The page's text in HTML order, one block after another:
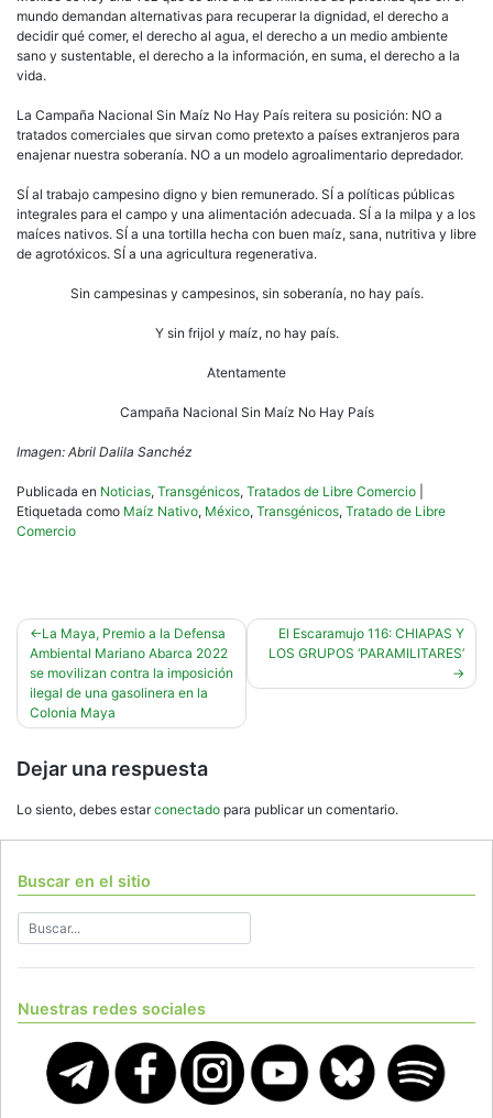
mundo demandan alternativas para recuperar la dignidad, el derecho a
decidir qué comer, el derecho al agua, el derecho a un medio ambiente
sano y sustentable, el derecho a la información, en suma, el derecho a la
vida.
La Campaña Nacional Sin Maíz No Hay País reitera su posición: NO a
tratados comerciales que sirvan como pretexto a países extranjeros para
enajenar nuestra soberanía. NO a un modelo agroalimentario depredador.
SÍ al trabajo campesino digno y bien remunerado. SÍ a políticas públicas
integrales para el campo y una alimentación adecuada. SÍ a la milpa y a los
maíces nativos. SÍ a una tortilla hecha con buen maíz, sana, nutritiva y libre
de agrotóxicos. SÍ a una agricultura regenerativa.
Sin campesinas y campesinos, sin soberanía, no hay país.
Y sin frijol y maíz, no hay país.
Atentamente
Campaña Nacional Sin Maíz No Hay País
Imagen: Abril Dalila Sanchéz
Publicada en Noticias, Transgénicos, Tratados de Libre Comercio
Etiquetada como Maíz Nativo, México, Transgénicos, Tratado de Libre
Comercio
Navegación
de
entradas
La Maya, Premio a la Defensa
Ambiental Mariano Abarca 2022
se movilizan contra la imposición
ilegal de una gasolinera en la
Colonia Maya
El Escaramujo 116: CHIAPAS Y
LOS GRUPOS ‘PARAMILITARES’
Dejar una respuesta
Lo siento, debes estarconectado para publicar un comentario.
Buscar en el sitio
Nuestras redes sociales